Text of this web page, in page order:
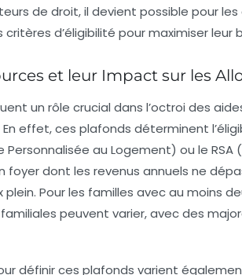
de droit, il devient possible pour
d’éligibilité pour maximiser leur
et leur Impact sur les
un rôle crucial dans l’octroi des
En effet, ces plafonds déterminent
Personnalisée au Logement) ou le RSA
foyer dont les revenus annuels ne
Pour les familles avec au moins
peuvent varier, avec des
définir ces plafonds varient